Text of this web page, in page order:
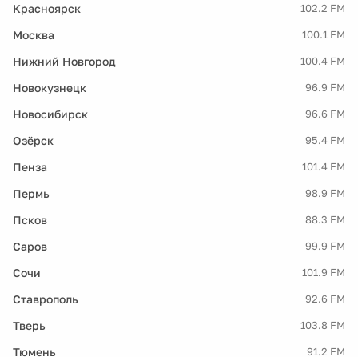
Красноярск 102.2 FM
Москва 100.1 FM
Нижний Новгород 100.4 FM
Новокузнецк 96.9 FM
Новосибирск 96.6 FM
Озёрск 95.4 FM
Пенза 101.4 FM
Пермь 98.9 FM
Псков 88.3 FM
Саров 99.9 FM
Сочи 101.9 FM
Ставрополь 92.6 FM
Тверь 103.8 FM
Тюмень 91.2 FM